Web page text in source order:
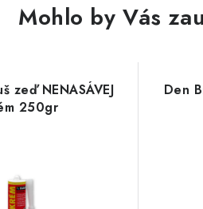
Mohlo by Vás
zeď NENASÁVEJ
250gr
Den